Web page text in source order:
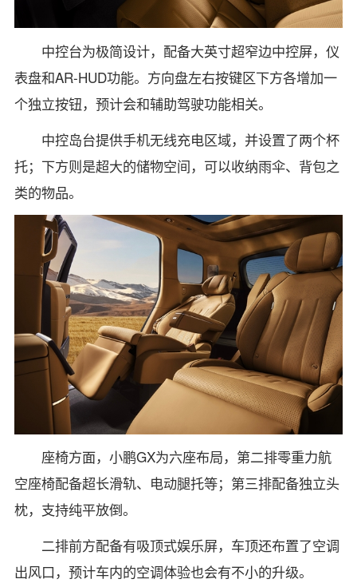
中控台为极简设计，配备大英寸超窄边中控屏，仪
表盘和AR-HUD功能。方向盘左右按键区下方各增加一
个独立按钮，预计会和辅助驾驶功能相关。
中控岛台提供手机无线充电区域，并设置了两个杯
托；下方则是超大的储物空间，可以收纳雨伞、背包之
类的物品。
座椅方面，小鹏GX为六座布局，第二排零重力航
空座椅配备超长滑轨、电动腿托等；第三排配备独立头
枕，支持纯平放倒。
二排前方配备有吸顶式娱乐屏，车顶还布置了空调
出风口，预计车内的空调体验也会有不小的升级。